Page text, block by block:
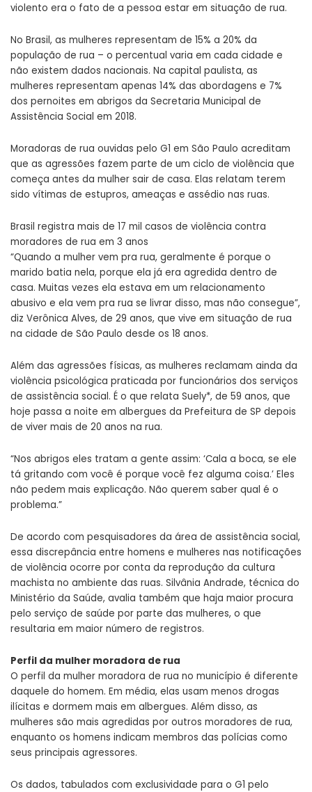
violento era o fato de a pessoa estar em situação de rua.
No Brasil, as mulheres representam de 15% a 20% da
população de rua – o percentual varia em cada cidade e
não existem dados nacionais. Na capital paulista, as
mulheres representam apenas 14% das abordagens e 7%
dos pernoites em abrigos da Secretaria Municipal de
Assistência Social em 2018.
Moradoras de rua ouvidas pelo G1 em São Paulo acreditam
que as agressões fazem parte de um ciclo de violência que
começa antes da mulher sair de casa. Elas relatam terem
sido vítimas de estupros, ameaças e assédio nas ruas.
Brasil registra mais de 17 mil casos de violência contra
moradores de rua em 3 anos
“Quando a mulher vem pra rua, geralmente é porque o
marido batia nela, porque ela já era agredida dentro de
casa. Muitas vezes ela estava em um relacionamento
abusivo e ela vem pra rua se livrar disso, mas não consegue”,
diz Verônica Alves, de 29 anos, que vive em situação de rua
na cidade de São Paulo desde os 18 anos.
Além das agressões físicas, as mulheres reclamam ainda da
violência psicológica praticada por funcionários dos serviços
de assistência social. É o que relata Suely*, de 59 anos, que
hoje passa a noite em albergues da Prefeitura de SP depois
de viver mais de 20 anos na rua.
“Nos abrigos eles tratam a gente assim: ‘Cala a boca, se ele
tá gritando com você é porque você fez alguma coisa.’ Eles
não pedem mais explicação. Não querem saber qual é o
problema.”
De acordo com pesquisadores da área de assistência social,
essa discrepância entre homens e mulheres nas notificações
de violência ocorre por conta da reprodução da cultura
machista no ambiente das ruas. Silvânia Andrade, técnica do
Ministério da Saúde, avalia também que haja maior procura
pelo serviço de saúde por parte das mulheres, o que
resultaria em maior número de registros.
Perfil da mulher moradora de rua
O perfil da mulher moradora de rua no município é diferente
daquele do homem. Em média, elas usam menos drogas
ilícitas e dormem mais em albergues. Além disso, as
mulheres são mais agredidas por outros moradores de rua,
enquanto os homens indicam membros das polícias como
seus principais agressores.
Os dados, tabulados com exclusividade para o G1 pelo